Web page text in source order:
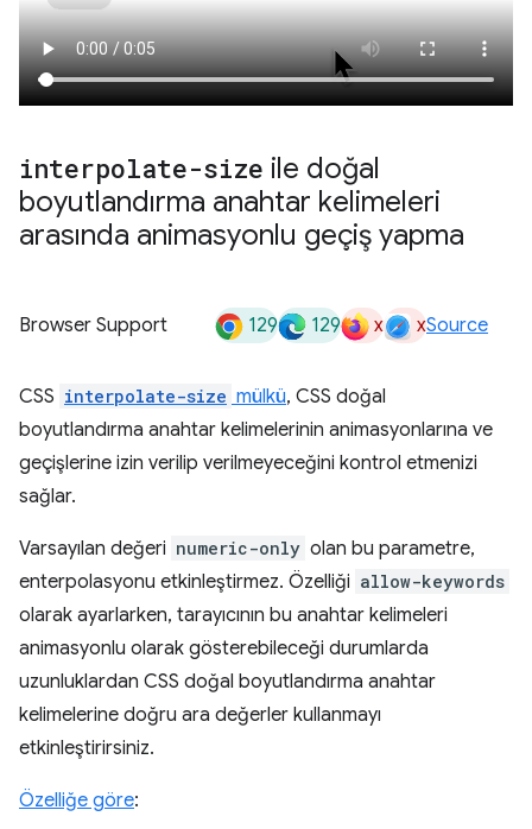
interpolate-size ile doğal
boyutlandırma anahtar kelimeleri
arasında animasyonlu geçiş yapma
Browser Support 129 129 x xSource
CSS interpolate-size mülkü, CSS doğal
boyutlandırma anahtar kelimelerinin animasyonlarına ve
geçişlerine izin verilip verilmeyeceğini kontrol etmenizi
sağlar.
Varsayılan değeri numeric-only olan bu parametre,
enterpolasyonu etkinleştirmez. Özelliği allow-keywords
olarak ayarlarken, tarayıcının bu anahtar kelimeleri
animasyonlu olarak gösterebileceği durumlarda
uzunluklardan CSS doğal boyutlandırma anahtar
kelimelerine doğru ara değerler kullanmayı
etkinleştirirsiniz.
Özelliğe göre: